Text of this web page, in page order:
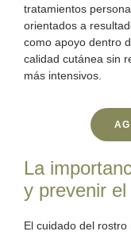
tratamientos
orientados a
como apoyo dentro
calidad cutánea sin
más intensivos.
La
y prevenir
El cuidado del